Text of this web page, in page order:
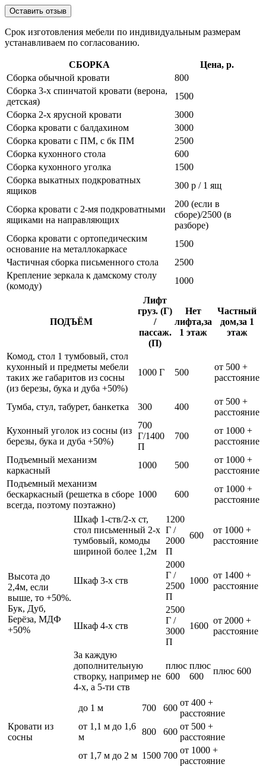
Оставить отзыв
Срок изготовления мебели по индивидуальным размерам
устанавливаем по согласованию.
СБОРКА
Цена, р.
Сборка обычной кровати
800
Сборка 3-х спинчатой кровати (верона,
детская)
1500
Сборка 2-х ярусной кровати
3000
Сборка кровати с балдахином
3000
Сборка кровати с ПМ, с бк ПМ
2500
Сборка кухонного стола
600
Сборка кухонного уголка
1500
Сборка выкатных подкроватных
ящиков
300 р / 1 ящ
Сборка кровати с 2-мя подкроватными
ящиками на направляющих
200 (если в
сборе)/2500 (в
разборе)
Сборка кровати с ортопедическим
основание на металлокаркасе
1500
Частичная сборка письменного стола
2500
Крепление зеркала к дамскому столу
(комоду)
1000
ПОДЪЁМ
Лифт
груз. (Г)
/
пассаж.
(П)
Нет
лифта,за
1 этаж
Частный
дом,за 1
этаж
Комод, стол 1 тумбовый, стол
кухонный и предметы мебели
таких же габаритов из сосны
(из березы, бука и дуба +50%)
1000 Г 500
от 500 +
расстояние
Тумба, стул, табурет, банкетка 300 400
от 500 +
расстояние
Кухонный уголок из сосны (из
березы, бука и дуба +50%)
700
Г/1400
П
700
от 1000 +
расстояние
Подъемный механизм
каркасный
1000 500
от 1000 +
расстояние
Подъемный механизм
бескаркасный (решетка в сборе
всегда, поэтому поэтажно)
1000 600
от 1000 +
расстояние
Высота до
2,4м, если
выше, то +50%.
Бук, Дуб,
Берёза, МДФ
+50%
Шкаф 1-ств/2-х ст,
стол письменный 2-х
тумбовый, комоды
шириной более 1,2м
1200
Г /
2000
П
600
от 1000 +
расстояние
Шкаф 3-х ств
2000
Г /
2500
П
1000
от 1400 +
расстояние
Шкаф 4-х ств
2500
Г /
3000
П
1600
от 2000 +
расстояние
За каждую
дополнительную
створку, например не
4-х, а 5-ти ств
плюс
600
плюс
600
плюс 600
Кровати из
сосны
до 1 м 700 600
от 400 +
расстояние
от 1,1 м до 1,6
м
800 600
от 500 +
расстояние
от 1,7 м до 2 м 1500 700
от 1000 +
расстояние